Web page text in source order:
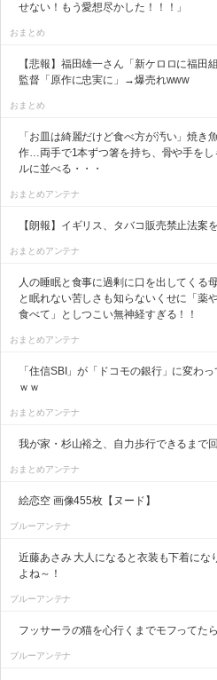
せない！もう愛想尽かした！！！」
おまとめ
【悲報】福田雄一さん「新ケロロに福
監督「原作に忠実に」→爆売れwww
おまとめ
「お皿は綺麗だけど食べ方が汚い」焼き
作…両手で1本ずつ箸を持ち、骨や手を
ルに並べる・・・
おまとめアンテナ
【朗報】イギリス、タバコ販売禁止法案
おまとめアンテナ
人の睡眠と食事に過剰に口を出してく
と眠れない苦しさも知らないくせに「薬
食べて」としつこい無神経すぎる！！
おまとめアンテナ
「住信SBI」が「ドコモの銀行」に変わ
ｗｗ
おまとめアンテナ
我が家・杉山裕之、自力歩行できるまで
おまとめアンテナ
絵恋空 画像455枚【ヌード】
ブルーアンテナ
近藤あさみ 大人になると衣装も下着にな
よね～！
ブルーアンテナ
フッサーラの猫を心行くまでモフってた
ブルーアンテナ